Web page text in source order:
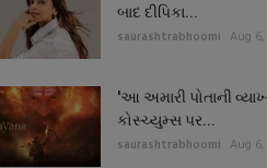
બાદ દીપિકા...
saurashtrabhoomi Aug
'આ અમારી પોતાની
કોસ્ચ્યુમ્સ પર...
saurashtrabhoomi Aug